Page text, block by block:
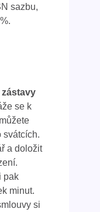
sazbu,
se k
svátcích.
a doložit
pak
minut.
si